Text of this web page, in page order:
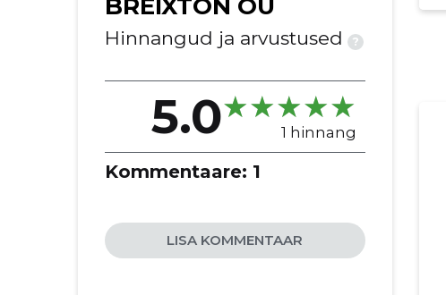
BREIXTON OÜ
Hinnangud ja arvustused ?
5.0 1 hinnang
Kommentaare: 1
LISA KOMMENTAAR